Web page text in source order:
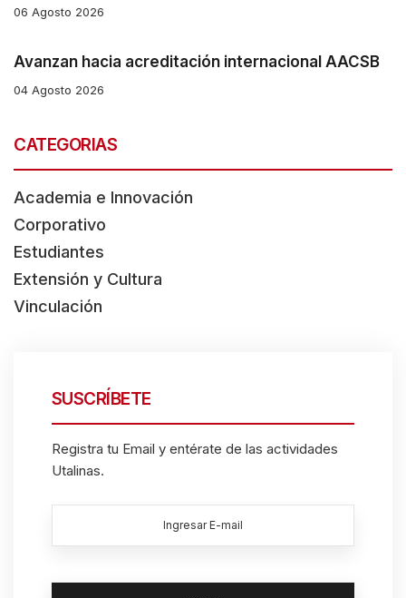
06 Agosto 2026
Avanzan hacia acreditación internacional AACSB
04 Agosto 2026
CATEGORIAS
Academia e Innovación
Corporativo
Estudiantes
Extensión y Cultura
Vinculación
SUSCRÍBETE
Registra tu Email y entérate de las actividades
Utalinas.